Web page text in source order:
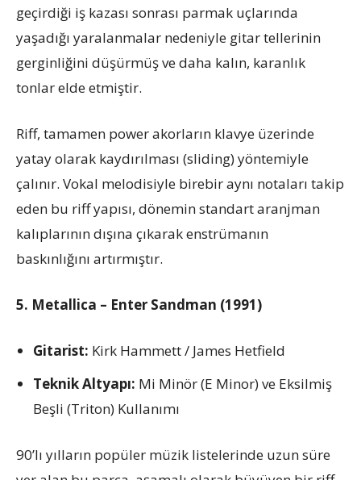
geçirdiği iş kazası sonrası parmak uçlarında
yaşadığı yaralanmalar nedeniyle gitar tellerinin
gerginliğini düşürmüş ve daha kalın, karanlık
tonlar elde etmiştir.
Riff, tamamen power akorların klavye üzerinde
yatay olarak kaydırılması (sliding) yöntemiyle
çalınır. Vokal melodisiyle birebir aynı notaları takip
eden bu riff yapısı, dönemin standart aranjman
kalıplarının dışına çıkarak enstrümanın
baskınlığını artırmıştır.
5. Metallica – Enter Sandman (1991)
Gitarist: Kirk Hammett / James Hetfield
Teknik Altyapı: Mi Minör (E Minor) ve Eksilmiş
Beşli (Triton) Kullanımı
90’lı yılların popüler müzik listelerinde uzun süre